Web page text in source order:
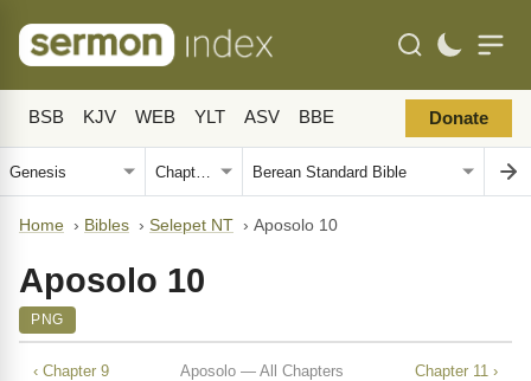
BSB KJV WEB YLT ASV BBE Donate
Home › Bibles › Selepet NT › Aposolo 10
Aposolo 10
PNG
‹ Chapter 9 Aposolo — All Chapters Chapter 11 ›